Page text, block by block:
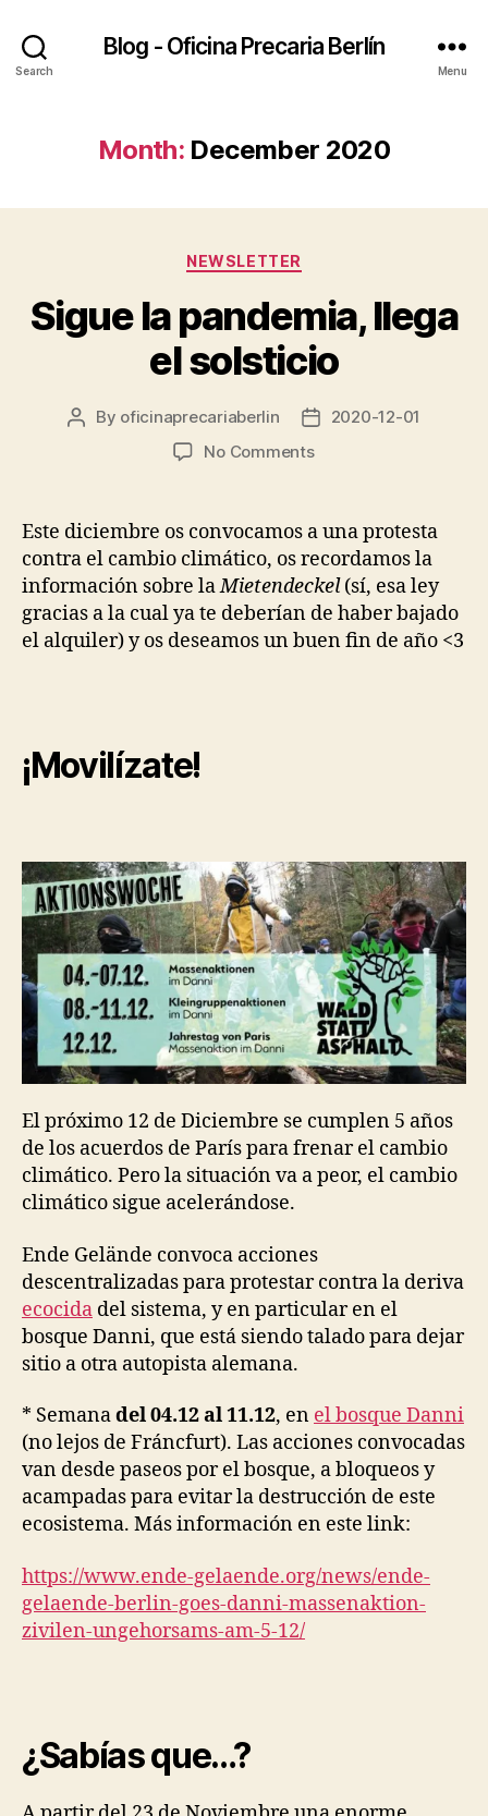
Search
Blog - Oficina Precaria Berlín
Menu
Month: December 2020
Categories
NEWSLETTER
Sigue la pandemia, llega
el solsticio
Post
By oficinaprecariaberlin
Post2020-12-01
No Commentson
el
solsticio
Este diciembre os convocamos a una protesta
contra el cambio climático, os recordamos la
información sobre laMietendeckel(sí, esa ley
gracias a la cual ya te deberían de haber bajado
el alquiler) y os deseamos un buen fin de año <3
¡Movilízate!
El próximo 12 de Diciembre se cumplen 5 años
de los acuerdos de París para frenar el cambio
climático. Pero la situación va a peor, el cambio
climático sigue acelerándose.
Ende Gelände convoca acciones
descentralizadas para protestar contra la deriva
ecocida del sistema, y en particular en el
bosque Danni, que está siendo talado para dejar
sitio a otra autopista alemana.
* Semanadel 04.12 al 11.12, en el bosque Danni
(no lejos de Fráncfurt). Las acciones convocadas
van desde paseos por el bosque, a bloqueos y
acampadas para evitar la destrucción de este
ecosistema. Más información en este link:
https://www.ende-gelaende.org/news/ende-
gelaende-berlin-goes-danni-massenaktion-
zivilen-ungehorsams-am-5-12/
¿Sabías que…?